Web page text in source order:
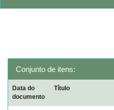
Conjunto de itens:
Data do
documento
Título